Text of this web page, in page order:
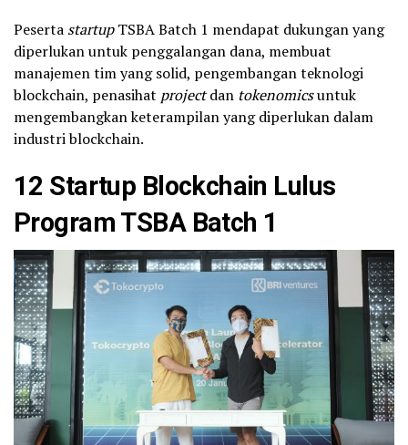
Peserta startupTSBA Batch 1 mendapat dukungan yang
diperlukan untuk penggalangan dana, membuat
manajemen tim yang solid, pengembangan teknologi
blockchain, penasihat projectdan tokenomicsuntuk
mengembangkan keterampilan yang diperlukan dalam
industri blockchain.
12 Startup Blockchain Lulus
Program TSBA Batch 1